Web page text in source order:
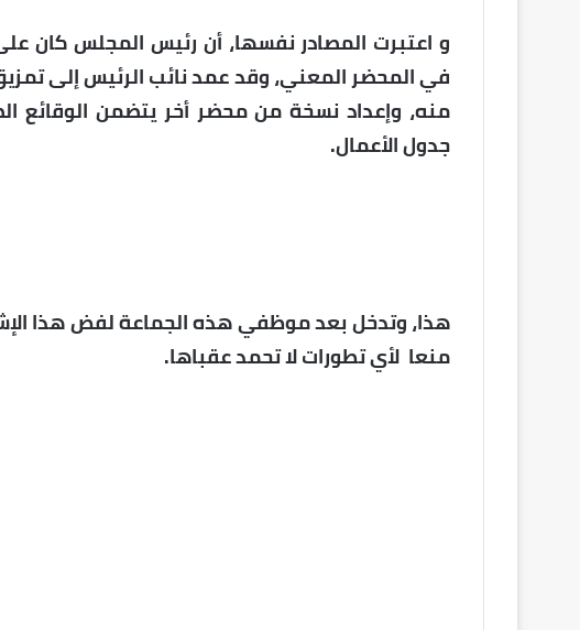
و اعتبرت المصادر نفسها، أن رئيس المجلس كان على
في المحضر المعني، وقد عمد نائب الرئيس إلى
منه، وإعداد نسخة من محضر أخر يتضمن الوقائع
جدول الأعمال.
هذا، وتدخل بعد موظفي هذه الجماعة لفض هذا
منعا لأي تطورات لا تحمد عقباها.